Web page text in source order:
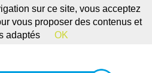
sur ce site, vous acceptez
vous proposer des contenus et
adaptés
OK